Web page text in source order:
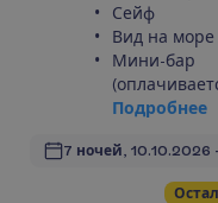
Сейф
Вид на море
Мини-бар
Подробнее
7 ночей, 10.10.2026 -
Остал